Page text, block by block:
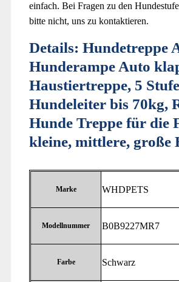
einfach. Bei Fragen zu den
bitte nicht, uns zu kontaktieren.
Details: Hundetreppe
Hunderampe Auto
Haustiertreppe, 5
Hundeleiter bis 70kg,
Hunde Treppe für die
kleine, mittlere, große
Marke ‎WHDPETS
Modellnummer ‎B0B9227MR7
Farbe ‎Schwarz